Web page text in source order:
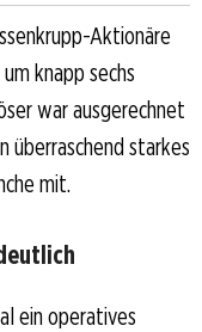
Aktionäre
knapp sechs
war ausgerechnet
überraschend starkes
mit.
ein operatives